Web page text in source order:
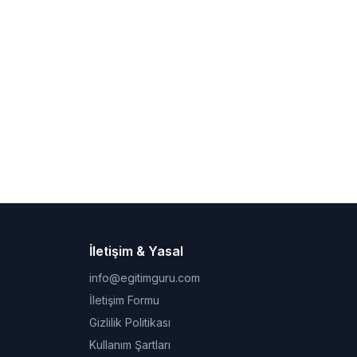
İletişim & Yasal
info@egitimguru.com
İletişim Formu
Gizlilik Politikası
Kullanım Şartları